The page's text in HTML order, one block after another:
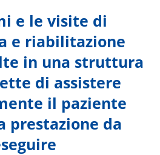
e le visite di
e riabilitazione
in una struttura
di assistere
il paziente
prestazione da